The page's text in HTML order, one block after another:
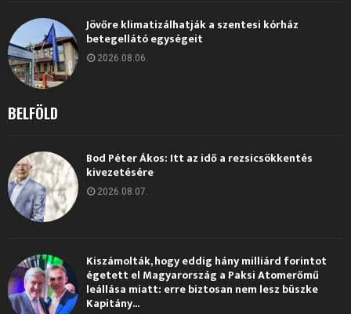
Jövőre klimatizálhatják a szentesi kórház
betegellátó egységeit
2026.08.06.
BELFÖLD
Bod Péter Ákos: Itt az idő a rezsicsökkentés
kivezetésére
2026.08.07.
Kiszámolták, hogy eddig hány milliárd forintot
égetett el Magyarország a Paksi Atomerőmű
leállása miatt: erre biztosan nem lesz büszke
Kapitány...